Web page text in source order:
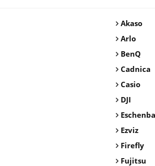
Akaso
Arlo
BenQ
Cadnica
Casio
DJI
Ezviz
Firefly
Fujitsu